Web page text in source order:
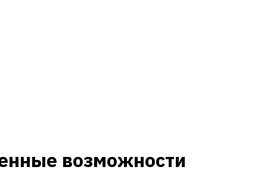
возможности